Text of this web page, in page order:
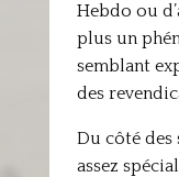
Hebdo ou
plus un
semblant
des
Du côté des
assez